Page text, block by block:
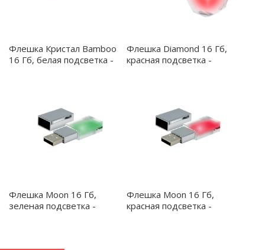
Флешка Кристал Bamboo
16 Гб, белая подсветка -
Флешка Diamond 16 Гб,
красная подсветка -
Флешка Moon 16 Гб,
зеленая подсветка -
Флешка Moon 16 Гб,
красная подсветка -